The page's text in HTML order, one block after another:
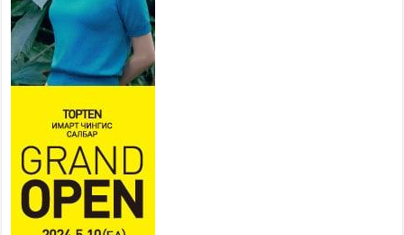
2026 оны 7 сар 15 / 11 цаг 14 минут
Үер усны аюулаас сэргийлж, нийслэлийн Онцгой
байдлын газрын 162 алба хаагч үүрэг гүйцэтгэж
байна
2026 оны 7 сар 15 / 11 цаг 07 минут
Үндэсний их сурын харваанд 850 харваач цэц
мэргэнээ сорьж байна
2026 оны 7 сар 15 / 11 цаг 03 минут
Төв цэнгэлдэхийн эргэн тойронд
2026 оны 7 сар 15 / 10 цаг 58 минут
Үндэсний их баяр наадмын шагайн харваа